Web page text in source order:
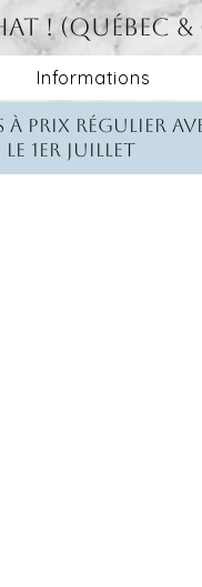
! (Québec
Informations
à prix régulier
le 1er juillet